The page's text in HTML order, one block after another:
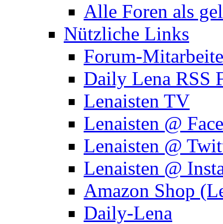
Alle Foren als
Nützliche Links
Forum-
Daily Lena RSS
Lenaisten TV
Lenaisten @
Lenaisten @
Lenaisten @
Amazon Shop
Daily-Lena